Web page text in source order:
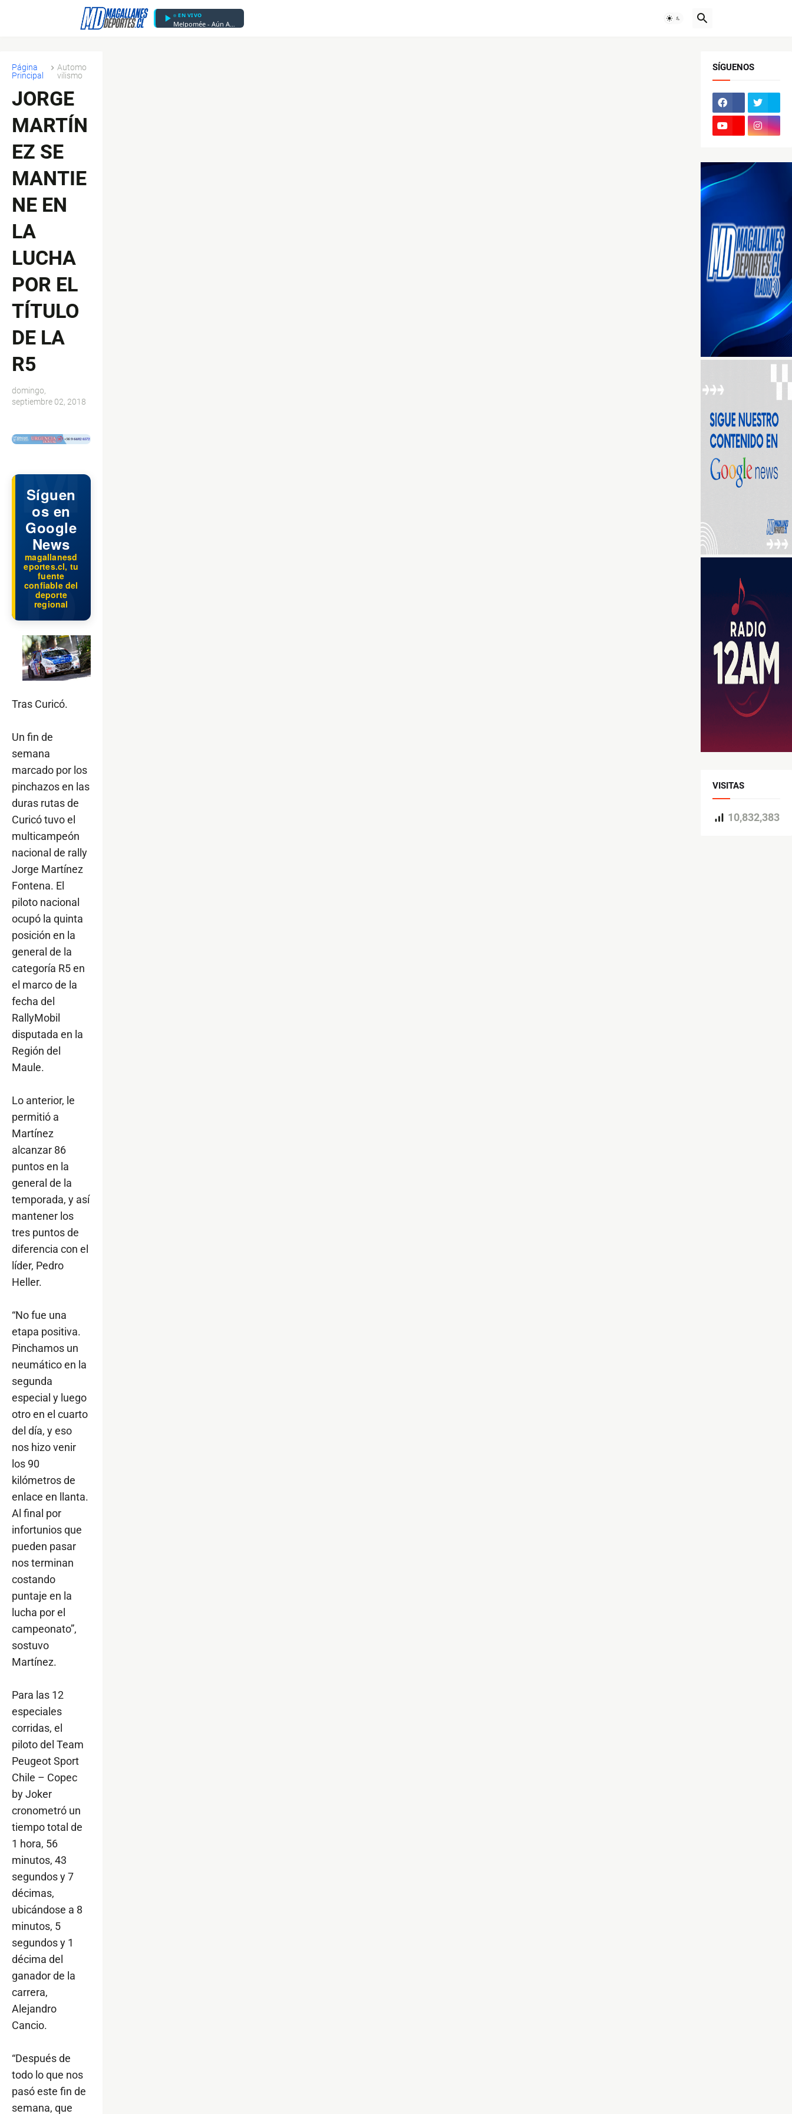
EN VIVO
Melpomée - Aún Aquí
Página
Principal
Automo
vilismo
JORGE
MARTÍN
EZ SE
MANTIE
NE EN
LA
LUCHA
POR EL
TÍTULO
DE LA
R5
domingo,
septiembre 02, 2018
Síguen
os en
Google
News
magallanesd
eportes.cl, tu
fuente
confiable del
deporte
regional
Tras Curicó.
Un fin de
semana
marcado por los
pinchazos en las
duras rutas de
Curicó tuvo el
multicampeón
nacional de rally
Jorge Martínez
Fontena. El
piloto nacional
ocupó la quinta
posición en la
general de la
categoría R5 en
el marco de la
fecha del
RallyMobil
disputada en la
Región del
Maule.
Lo anterior, le
permitió a
Martínez
alcanzar 86
puntos en la
general de la
temporada, y así
mantener los
tres puntos de
diferencia con el
líder, Pedro
Heller.
“No fue una
etapa positiva.
Pinchamos un
neumático en la
segunda
especial y luego
otro en el cuarto
del día, y eso
nos hizo venir
los 90
kilómetros de
enlace en llanta.
Al final por
infortunios que
pueden pasar
nos terminan
costando
puntaje en la
lucha por el
campeonato”,
sostuvo
Martínez.
Para las 12
especiales
corridas, el
piloto del Team
Peugeot Sport
Chile – Copec
by Joker
cronometró un
tiempo total de
1 hora, 56
minutos, 43
segundos y 7
décimas,
ubicándose a 8
minutos, 5
segundos y 1
décima del
ganador de la
carrera,
Alejandro
Cancio.
“Después de
todo lo que nos
pasó este fin de
semana, que
SÍGUENOS
VISITAS
10,832,383